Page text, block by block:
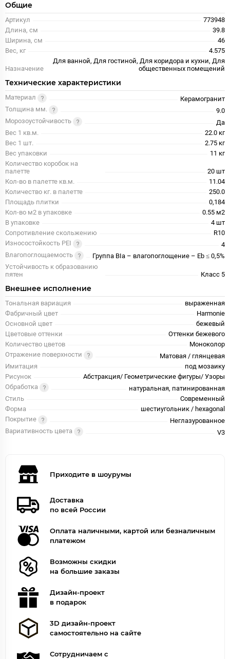
Общие
Артикул
773948
Длина, см
39.8
Ширина, см
46
Вес, кг
4.575
Назначение
Для ванной, Для гостиной, Для коридора и кухни, Для
общественных помещений
Технические характеристики
Материал
Керамогранит
Толщина мм.
9.0
Морозоустойчивость
Да
Вес 1 кв.м.
22.0 кг
Вес 1 шт.
2.75 кг
Вес упаковки
11 кг
Количество коробок на
палетте
20 шт
Кол-во в палетте кв.м.
11.04
Количество кг. в палетте
250.0
Площадь плитки
0,184
Кол-во м2 в упаковке
0.55 м2
В упаковке
4 шт
Сопротивление скольжению
R10
Износостойкость PEI
4
Влагопоглощаемость
Группа BIa – влагопоглощение – Eb ≤ 0,5%
Устойчивость к образованию
пятен
Класс 5
Внешнее исполнение
Тональная вариация
выраженная
Фабричный цвет
Harmonie
Основной цвет
бежевый
Цветовые оттенки
Оттенки бежевого
Количество цветов
Моноколор
Отражение поверхности
Матовая / глянцевая
Имитация
под мозаику
Рисунок
Абстракция/ Геометрические фигуры/ Узоры
Обработка
натуральная, патинированная
Стиль
Современный
Форма
шестиугольник / hexagonal
Покрытие
Неглазурованное
Вариативность цвета
V3
Приходите в шоурумы
Доставка
по всей России
Оплата наличными, картой или безналичным
платежом
Возможны скидки
на большие заказы
Дизайн-проект
в подарок
3D дизайн-проект
самостоятельно на сайте
Сотрудничаем с